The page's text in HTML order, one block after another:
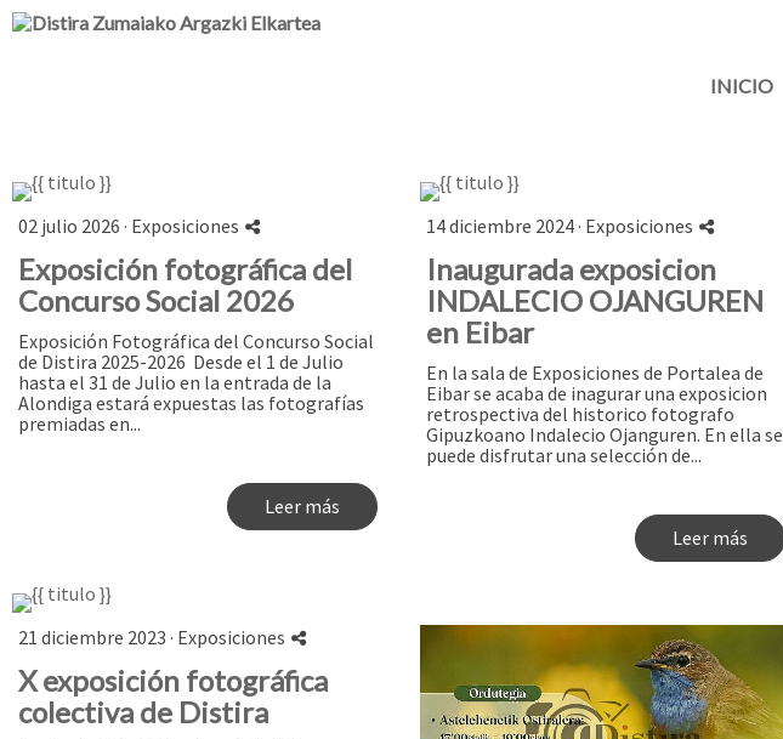
INICIO
02 julio 2026 · Exposiciones
Exposición fotográfica del
Concurso Social 2026
Exposición Fotográfica del Concurso Social
de Distira 2025-2026 Desde el 1 de Julio
hasta el 31 de Julio en la entrada de la
Alondiga estará expuestas las fotografías
premiadas en...
Leer más
14 diciembre 2024 · Exposiciones
Inaugurada exposicion
INDALECIO OJANGUREN
en Eibar
En la sala de Exposiciones de Portalea de
Eibar se acaba de inagurar una exposicion
retrospectiva del historico fotografo
Gipuzkoano Indalecio Ojanguren. En ella se
puede disfrutar una selección de...
Leer más
21 diciembre 2023 · Exposiciones
X exposición fotográfica
colectiva de Distira